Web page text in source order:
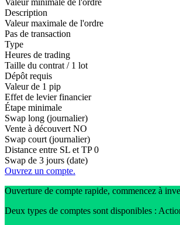
Valeur minimale de l'ordre
Description
Valeur maximale de l'ordre
Pas de transaction
Type
Heures de trading
Taille du contrat / 1 lot
Dépôt requis
Valeur de 1 pip
Effet de levier financier
Étape minimale
Swap long (journalier)
Vente à découvert NO
Swap court (journalier)
Distance entre SL et TP 0
Swap de 3 jours (date)
Ouvrez un compte.
Ouverture de compte rapide, commencez à
Deux types de comptes sont disponibles :